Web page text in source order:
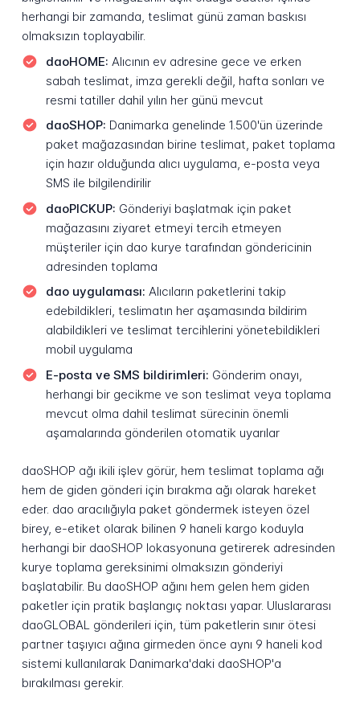
herhangi bir zamanda, teslimat günü zaman baskısı
olmaksızın toplayabilir.
daoHOME: Alıcının ev adresine gece ve erken
sabah teslimat, imza gerekli değil, hafta sonları ve
resmi tatiller dahil yılın her günü mevcut
daoSHOP: Danimarka genelinde 1.500'ün üzerinde
paket mağazasından birine teslimat, paket toplama
için hazır olduğunda alıcı uygulama, e-posta veya
SMS ile bilgilendirilir
daoPICKUP: Gönderiyi başlatmak için paket
mağazasını ziyaret etmeyi tercih etmeyen
müşteriler için dao kurye tarafından göndericinin
adresinden toplama
dao uygulaması: Alıcıların paketlerini takip
edebildikleri, teslimatın her aşamasında bildirim
alabildikleri ve teslimat tercihlerini yönetebildikleri
mobil uygulama
E-posta ve SMS bildirimleri: Gönderim onayı,
herhangi bir gecikme ve son teslimat veya toplama
mevcut olma dahil teslimat sürecinin önemli
aşamalarında gönderilen otomatik uyarılar
daoSHOP ağı ikili işlev görür, hem teslimat toplama ağı
hem de giden gönderi için bırakma ağı olarak hareket
eder. dao aracılığıyla paket göndermek isteyen özel
birey, e-etiket olarak bilinen 9 haneli kargo koduyla
herhangi bir daoSHOP lokasyonuna getirerek adresinden
kurye toplama gereksinimi olmaksızın gönderiyi
başlatabilir. Bu daoSHOP ağını hem gelen hem giden
paketler için pratik başlangıç noktası yapar. Uluslararası
daoGLOBAL gönderileri için, tüm paketlerin sınır ötesi
partner taşıyıcı ağına girmeden önce aynı 9 haneli kod
sistemi kullanılarak Danimarka'daki daoSHOP'a
bırakılması gerekir.